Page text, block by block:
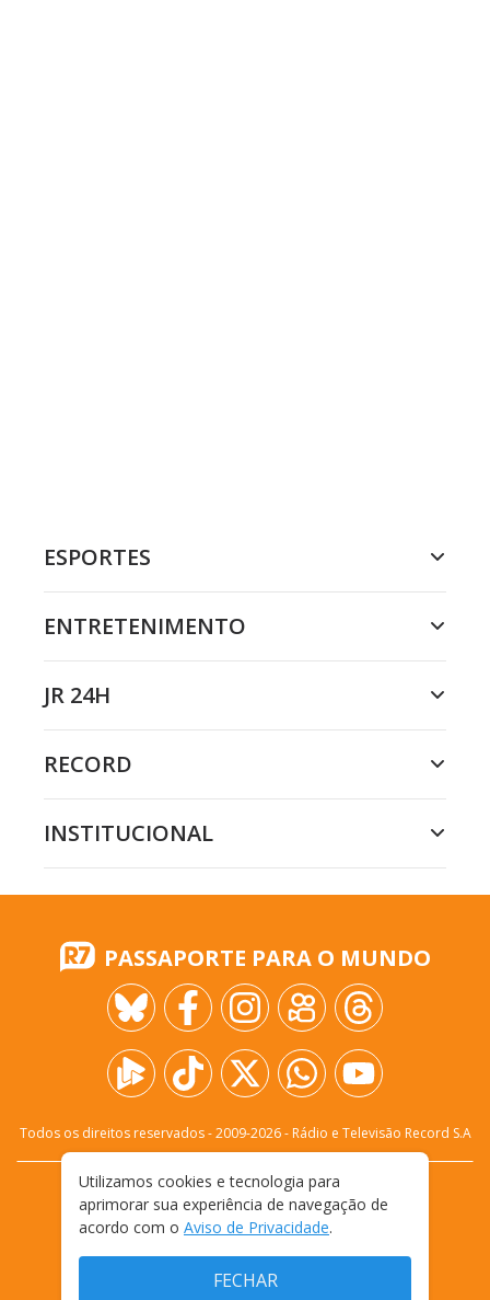
ESPORTES
ENTRETENIMENTO
JR 24H
RECORD
INSTITUCIONAL
PASSAPORTE PARA O MUNDO
Todos os direitos reservados - 2009-2026- Rádio e Televisão Record S.A
FALE CONOSCO
PRIVACIDADE
TERMOS E CONDIÇÕES DE USO
Utilizamos cookies e tecnologia para
aprimorar sua experiência de navegação de
acordo com o Aviso de Privacidade.
FECHAR